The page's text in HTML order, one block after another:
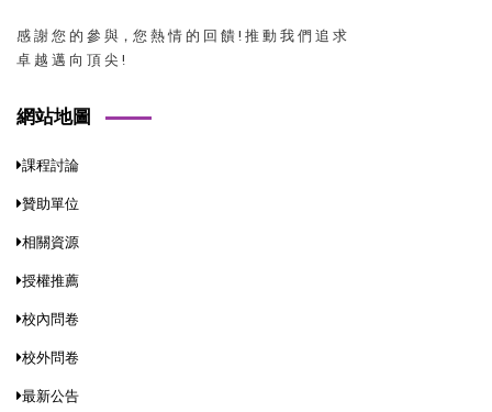
感 謝 您 的 參 與，您 熱 情 的 回 饋 ! 推 動 我 們 追 求
卓 越 邁 向 頂 尖 !
網站地圖
課程討論
贊助單位
相關資源
授權推薦
校內問卷
校外問卷
最新公告